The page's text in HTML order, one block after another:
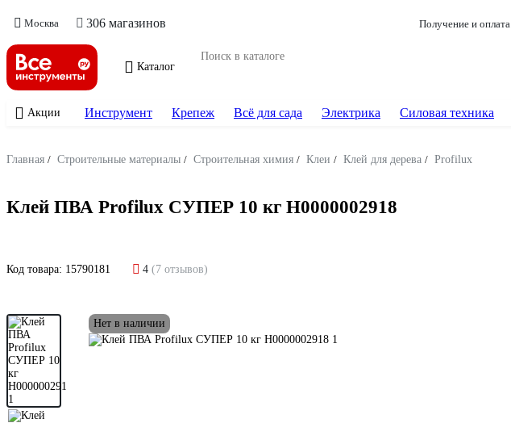
Москва 306 магазинов Получение и оплата
Каталог
Акции Инструмент Крепеж Всё для сада Электрика Силовая техника
Главная / Строительные материалы / Строительная химия / Клеи / Клей для дерева / Profilux
Клей ПВА Profilux СУПЕР 10 кг Н0000002918
Код товара: 15790181 4 (7 отзывов)
Нет в наличии